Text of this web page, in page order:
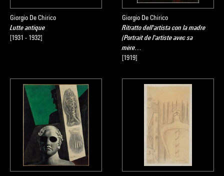
Giorgio De Chirico
Lutte antique
[1931 - 1932]
Giorgio De Chirico
Ritratto dell'artista con la madre
(Portrait de l'artiste avec sa
mère…
[1919]